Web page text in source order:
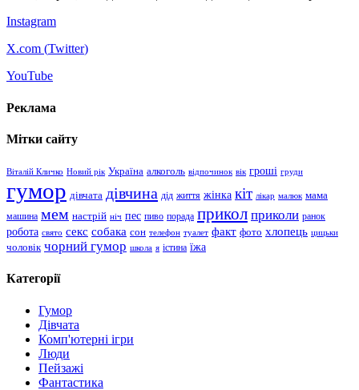
Instagram
X.com (Twitter)
YouTube
Реклама
Мітки сайту
Віталій Кличко Новий рік Україна алкоголь відпочинок вік гроші груди
гумор дівчата дівчина дід життя жінка кіт лікар малюк мама
машина мем настрій ніч пес пиво порада прикол приколи ранок
робота свято секс собака сон телефон туалет факт фото хлопець цицьки
чоловік чорний гумор школа я істина їжа
Категорії
Гумор
Дівчата
Комп'ютерні ігри
Люди
Пейзажі
Фантастика